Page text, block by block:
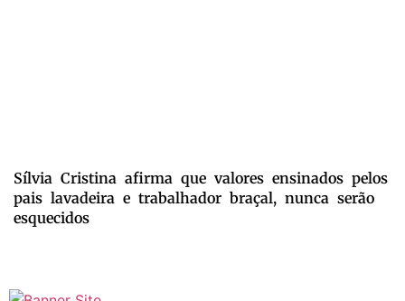
Sílvia Cristina afirma que valores ensinados pelos
pais lavadeira e trabalhador braçal, nunca serão
esquecidos